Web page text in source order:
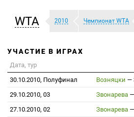
WTA 2010 Чемпионат WTA
УЧАСТИЕ В ИГРАХ
Дата, тур
30.10.2010, Полуфинал
Возняцки —
29.10.2010, 03
Звонарева —
27.10.2010, 02
Звонарева —